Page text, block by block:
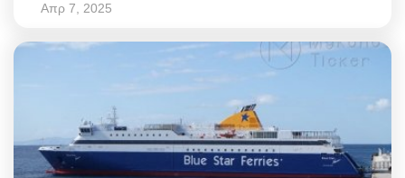
Απρ 7, 2025